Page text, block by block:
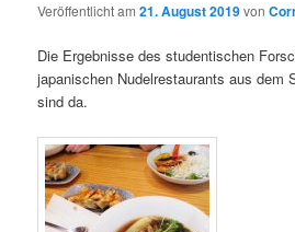
Veröffentlicht am21. August 2019von
Die Ergebnisse des studentischen
japanischen Nudelrestaurants aus dem
sind da.